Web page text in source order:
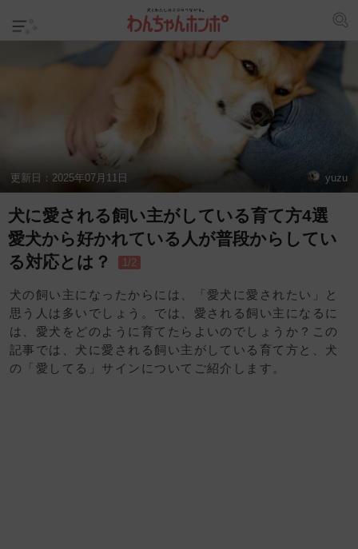
更新日： 2025年07月11日 yuzu
犬に愛される飼い主がしている育て方4選
愛犬から好かれている人が普段からしてい
る対応とは？
1/2
犬の飼い主になったからには、「愛犬に愛されたい」と
思う人は多いでしょう。では、愛される飼い主になるに
は、愛犬をどのように育てたらよいのでしょうか？この
記事では、犬に愛される飼い主がしている育て方と、犬
の「愛してる」サインについてご紹介します。